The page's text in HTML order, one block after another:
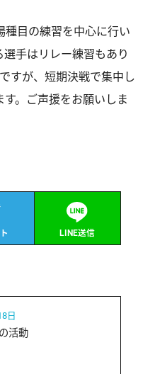
目の練習を中心に行い
手はリレー練習もあり
すが、短期決戦で集中し
。ご声援をお願いしま
LINE送信
日
活動